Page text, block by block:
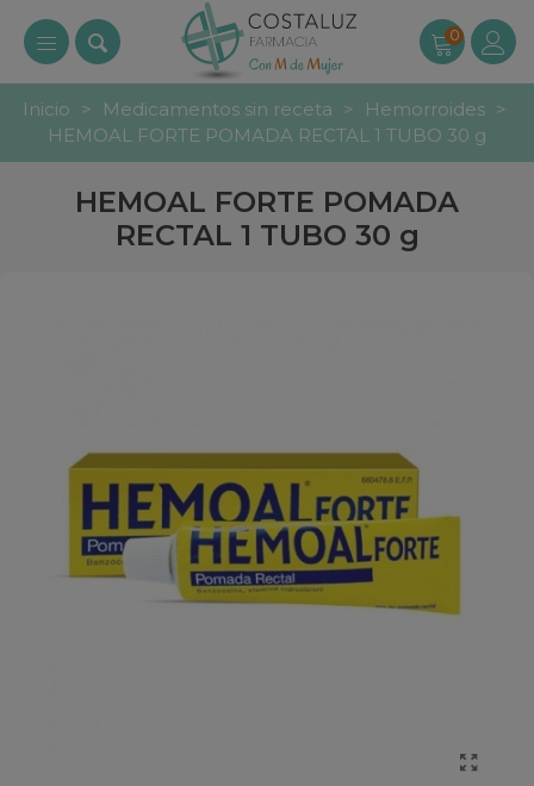
0
Inicio > Medicamentos sin receta > Hemorroides >
HEMOAL FORTE POMADA RECTAL 1 TUBO 30 g
HEMOAL FORTE POMADA
RECTAL 1 TUBO 30 g